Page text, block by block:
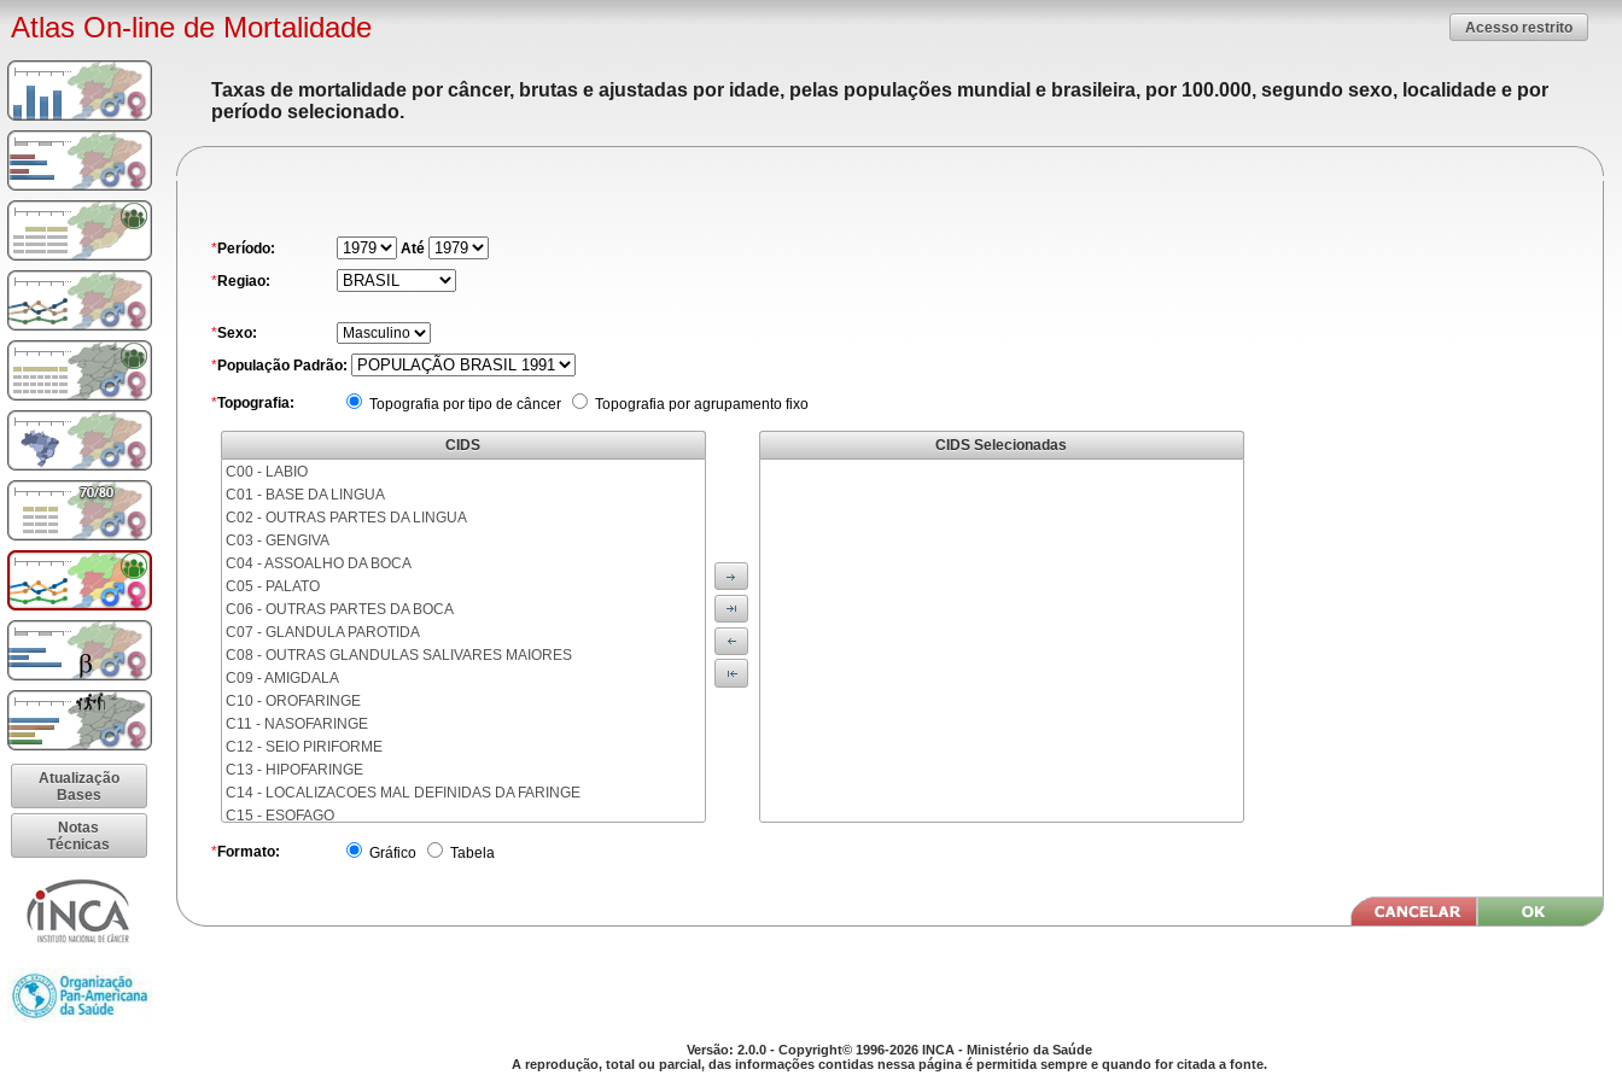
Atlas On-line de Mortalidade Acesso restrito
Atualização
Bases
Notas
Técnicas
Taxas de mortalidade por câncer, brutas e ajustadas por idade, pelas populações mundial e brasileira, por 100.000, segundo sexo, localidade e por
período selecionado.
*Período:
Até
*Regiao:
*Sexo:
*População Padrão:
*Topografia: Topografia por tipo de câncer Topografia por agrupamento fixo
CIDS
C00 - LABIO
C01 - BASE DA LINGUA
C02 - OUTRAS PARTES DA LINGUA
C03 - GENGIVA
C04 - ASSOALHO DA BOCA
C05 - PALATO
C06 - OUTRAS PARTES DA BOCA
C07 - GLANDULA PAROTIDA
C08 - OUTRAS GLANDULAS SALIVARES MAIORES
C09 - AMIGDALA
C10 - OROFARINGE
C11 - NASOFARINGE
C12 - SEIO PIRIFORME
C13 - HIPOFARINGE
C14 - LOCALIZACOES MAL DEFINIDAS DA FARINGE
C15 - ESOFAGO
C17 - INTESTINO DELGADO
C20 - RETO
C26 - LOCALIZACOES MAL DEFINIDAS NO APARELHO DIGESTIVO
CIDS Selecionadas
*Formato: Gráfico Tabela
Versão: 2.0.0 - Copyright© 1996-2026 INCA - Ministério da Saúde
A reprodução, total ou parcial, das informações contidas nessa página é permitida sempre e quando for citada a fonte.